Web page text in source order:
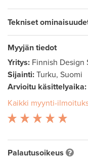
Tekniset
Myyjän tiedot
Yritys: Finnish Design
Sijainti: Turku, Suomi
Arvioitu käsittelyaika:
Kaikki myynti-
Palautusoikeus